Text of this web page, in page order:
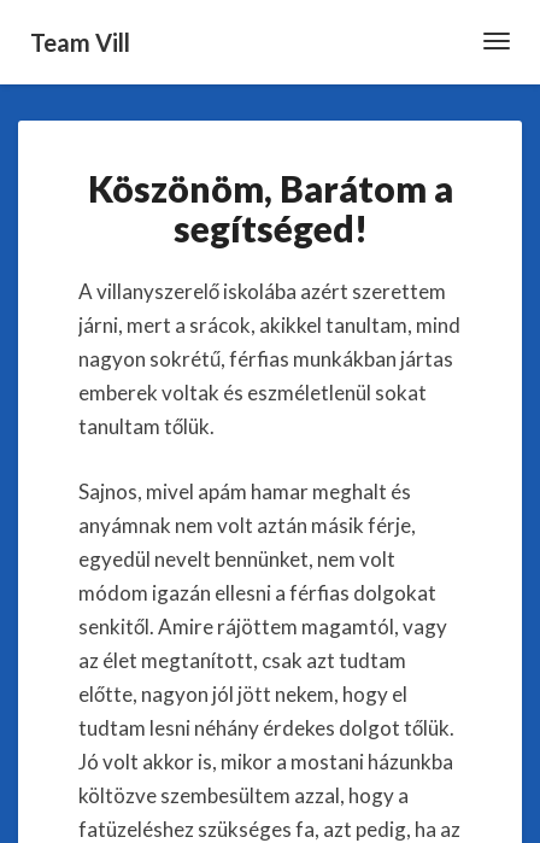
Team Vill
Barátom
a
segítséged!
Köszönöm, Barátom a
segítséged!
A villanyszerelő iskolába azért szerettem
járni, mert a srácok, akikkel tanultam, mind
nagyon sokrétű, férfias munkákban jártas
emberek voltak és eszméletlenül sokat
tanultam tőlük.
Sajnos, mivel apám hamar meghalt és
anyámnak nem volt aztán másik férje,
egyedül nevelt bennünket, nem volt
módom igazán ellesni a férfias dolgokat
senkitől. Amire rájöttem magamtól, vagy
az élet megtanított, csak azt tudtam
előtte, nagyon jól jött nekem, hogy el
tudtam lesni néhány érdekes dolgot tőlük.
Jó volt akkor is, mikor a mostani házunkba
költözve szembesültem azzal, hogy a
fatüzeléshez szükséges fa, azt pedig, ha az